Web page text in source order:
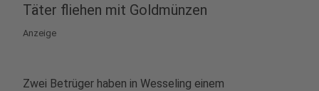
Täter fliehen mit Goldmünzen
Anzeige
Zwei Betrüger haben in Wesseling einem